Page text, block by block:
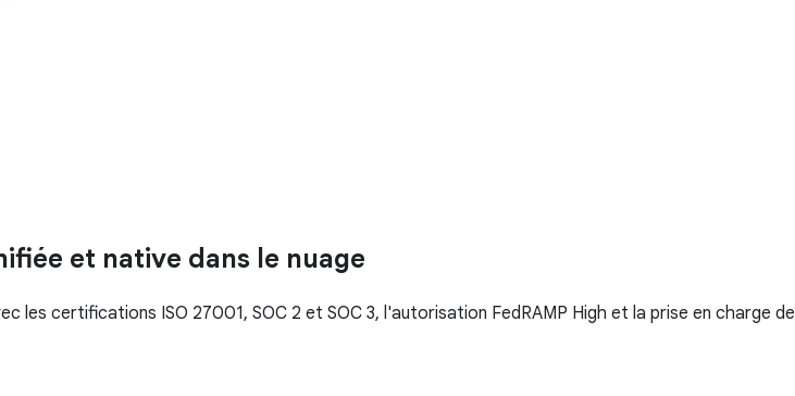
et native dans le nuage
les certifications ISO 27001, SOC 2 et SOC 3, l'autorisation FedRAMP High et la prise en charge de